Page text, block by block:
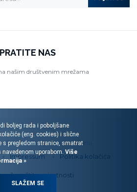
PRATITE NAS
našim društvenim mrežama
© 2026. Sva prava pridržana.
Impressum Politika kolačića
zaštite privatnosti
boljeg rada i poboljšane
(eng. cookies) i slične
s pregledom stranice, smatrat
uporabom. Više
»
SLAŽEM SE